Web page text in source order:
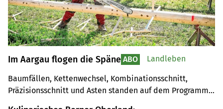
Im Aargau flogen die Späne
Baumfällen, Kettenwechsel, Kombinationsschnitt,
Präzisionsschnitt und Asten standen auf dem Programm.
ABO Landleben